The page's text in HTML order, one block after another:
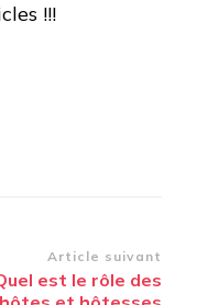
!!!
Article suivant
est le rôle des